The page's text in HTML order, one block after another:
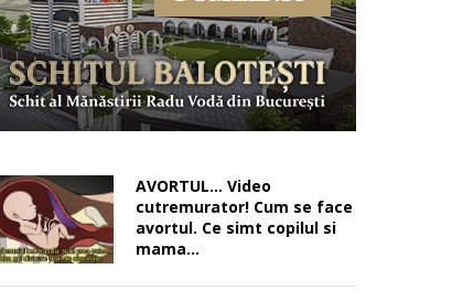
AVORTUL… Video
cutremurator! Cum se face
avortul. Ce simt copilul si
mama…